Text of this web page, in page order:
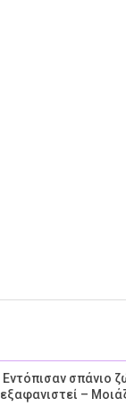
Εντόπισαν σπάνιο
εξαφανιστεί –